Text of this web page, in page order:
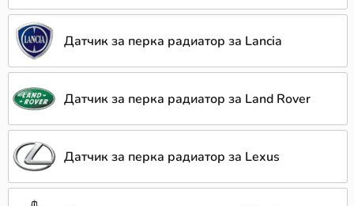
Датчик за перка радиатор за Lancia
Датчик за перка радиатор за Land Rover
Датчик за перка радиатор за Lexus